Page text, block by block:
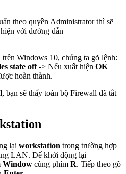
theo quyền Administrator thì sẽ
với đường dẫn
Windows 10, chúng ta gõ lệnh:
state off-> Nếu xuất hiện OK
hoàn thành.
, bạn sẽ thấy toàn bộ Firewall đã tắt
lại workstation trong trường hợp
LAN. Để khởi động lại
Window cùng phím R. Tiếp theo gõ